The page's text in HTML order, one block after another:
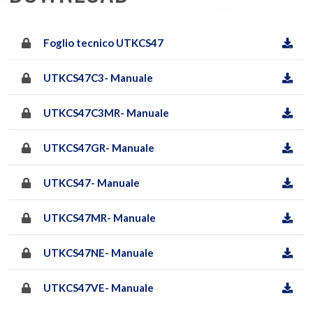
Foglio tecnico UTKCS47
UTKCS47C3- Manuale
UTKCS47C3MR- Manuale
UTKCS47GR- Manuale
UTKCS47- Manuale
UTKCS47MR- Manuale
UTKCS47NE- Manuale
UTKCS47VE- Manuale